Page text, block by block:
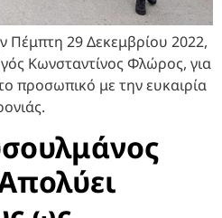
Πέμπτη 29 Δεκεμβρίου 2022,
Κωνσταντίνος Φλώρος, για
προσωπικό με την ευκαιρία